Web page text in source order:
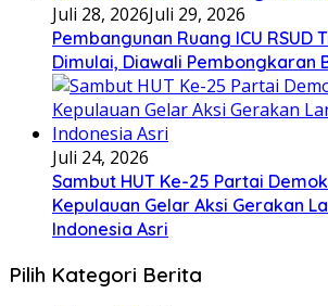
Juli 28, 2026Juli 29, 2026
Pembangunan Ruang ICU RSUD
Dimulai, Diawali Pembongkaran
Juli 24, 2026
Sambut HUT Ke-25 Partai
Kepulauan Gelar Aksi Gerakan
Indonesia Asri
Pilih Kategori Berita